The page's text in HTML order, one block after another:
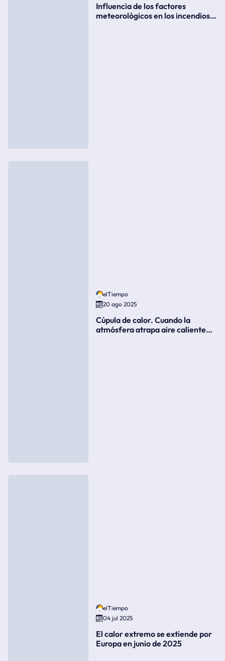
Influencia de los factores
meteorológicos en los incendios
elTiempo
20 ago 2025
Cúpula de calor. Cuando la
atmósfera atrapa aire caliente
elTiempo
04 jul 2025
El calor extremo se extiende por
Europa en junio de 2025